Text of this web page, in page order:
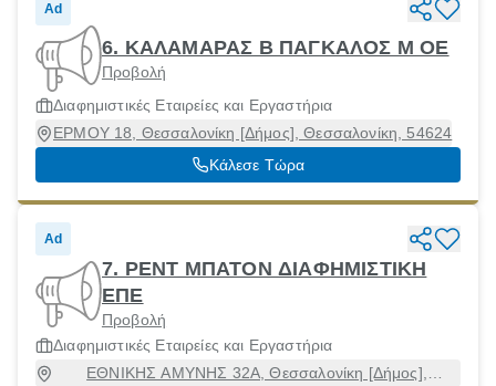
Ad
6. ΚΑΛΑΜΑΡΑΣ Β ΠΑΓΚΑΛΟΣ Μ ΟΕ
Προβολή
Διαφημιστικές Εταιρείες και Εργαστήρια
ΕΡΜΟΥ 18, Θεσσαλονίκη [Δήμος], Θεσσαλονίκη, 54624
Κάλεσε Τώρα
Ad
7. ΡΕΝΤ ΜΠΑΤΟΝ ΔΙΑΦΗΜΙΣΤΙΚΗ
ΕΠΕ
Προβολή
Διαφημιστικές Εταιρείες και Εργαστήρια
ΕΘΝΙΚΗΣ ΑΜΥΝΗΣ 32Α, Θεσσαλονίκη [Δήμος],